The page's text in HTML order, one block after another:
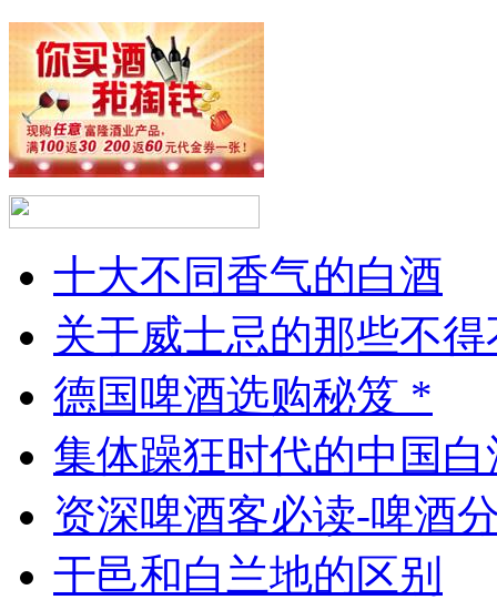
十大不同香气的白酒
关于威士忌的那些不
德国啤酒选购秘笈 *
集体躁狂时代的中国白
资深啤酒客必读-啤酒
干邑和白兰地的区别